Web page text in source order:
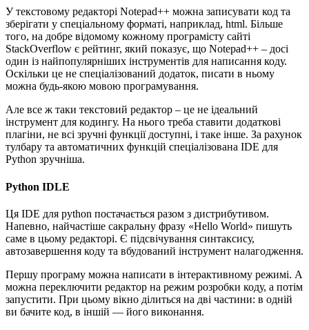
У текстовому редакторі Notepad++ можна записувати код та
зберігати у спеціальному форматі, наприклад, html. Більше
того, на добре відомому кожному програмісту сайті
StackOverflow є рейтинг, який показує, що Notepad++ – досі
один із найпопулярніших інструментів для написання коду.
Оскільки це не спеціалізований додаток, писати в ньому
можна будь-якою мовою програмування.
Але все ж таки текстовий редактор – це не ідеальний
інструмент для кодингу. На нього треба ставити додаткові
плагіни, не всі зручні функції доступні, і таке інше. За рахунок
тулбару та автоматичних функцій спеціалізована IDE для
Python зручніша.
Python IDLE
Ця IDE для python постачається разом з дистрибутивом.
Напевно, найчастіше сакральну фразу «Hello World» пишуть
саме в цьому редакторі. Є підсвічування синтаксису,
автозавершення коду та вбудований інструмент налагодження.
Першу програму можна написати в інтерактивному режимі. А
можна переключити редактор на режим розробки коду, а потім
запустити. При цьому вікно ділиться на дві частини: в одній
ви бачите код, в іншій — його виконання.